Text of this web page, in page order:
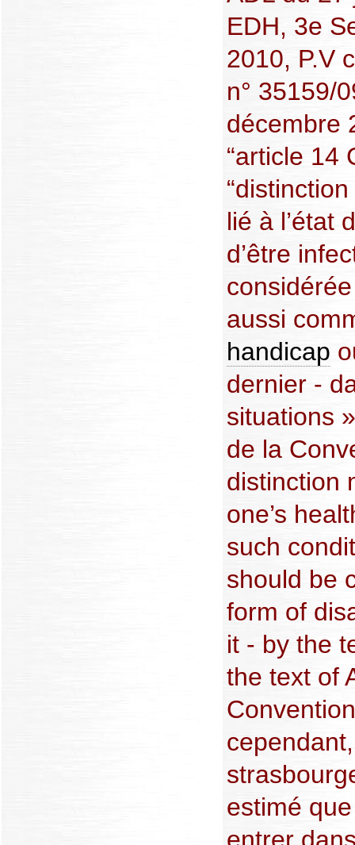
EDH, 3e
2010, P.V
n° 35159/
décembre
“article 14
lié à l’état
d’être
aussi
handicap
dernier -
situations
de la
distinction
one’s
such
should be
form of
it - by the
the text of
estimé
entrer